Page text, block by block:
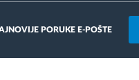
PORUKE E-POŠTE